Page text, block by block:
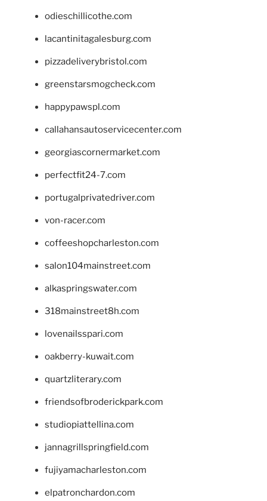
odieschillicothe.com
lacantinitagalesburg.com
pizzadeliverybristol.com
greenstarsmogcheck.com
happypawspl.com
callahansautoservicecenter.com
georgiascornermarket.com
perfectfit24-7.com
portugalprivatedriver.com
von-racer.com
coffeeshopcharleston.com
salon104mainstreet.com
alkaspringswater.com
318mainstreet8h.com
lovenailsspari.com
oakberry-kuwait.com
quartzliterary.com
friendsofbroderickpark.com
studiopiattellina.com
jannagrillspringfield.com
fujiyamacharleston.com
elpatronchardon.com